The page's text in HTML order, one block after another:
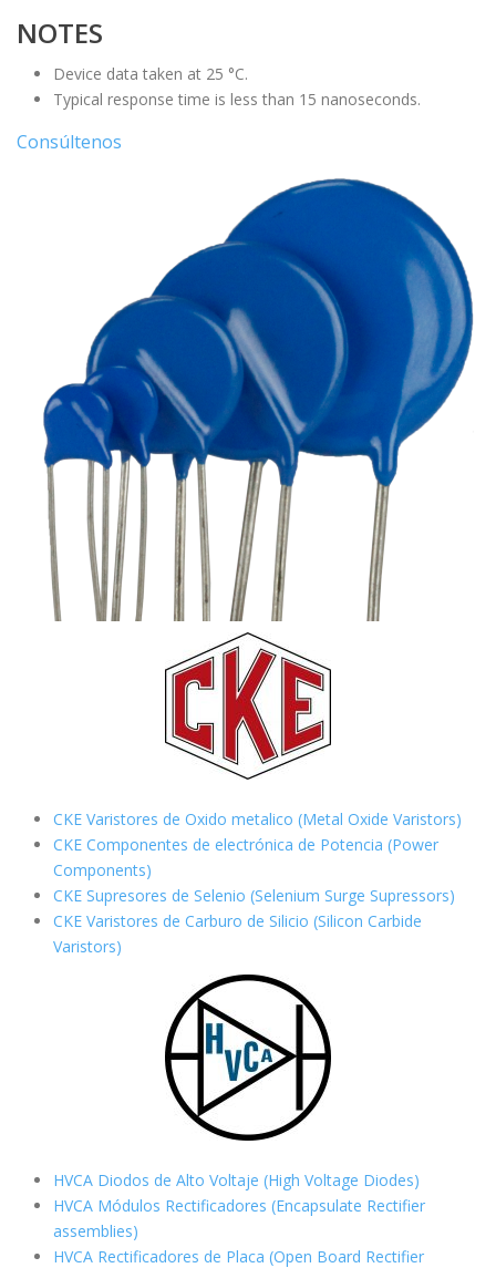
NOTES
Device data taken at 25 °C.
Typical response time is less than 15 nanoseconds.
Consúltenos
CKE Varistores de Oxido metalico (Metal Oxide Varistors)
CKE Componentes de electrónica de Potencia (Power
Components)
CKE Supresores de Selenio (Selenium Surge Supressors)
CKE Varistores de Carburo de Silicio (Silicon Carbide
Varistors)
HVCA Diodos de Alto Voltaje (High Voltage Diodes)
HVCA Módulos Rectificadores (Encapsulate Rectifier
assemblies)
HVCA Rectificadores de Placa (Open Board Rectifier